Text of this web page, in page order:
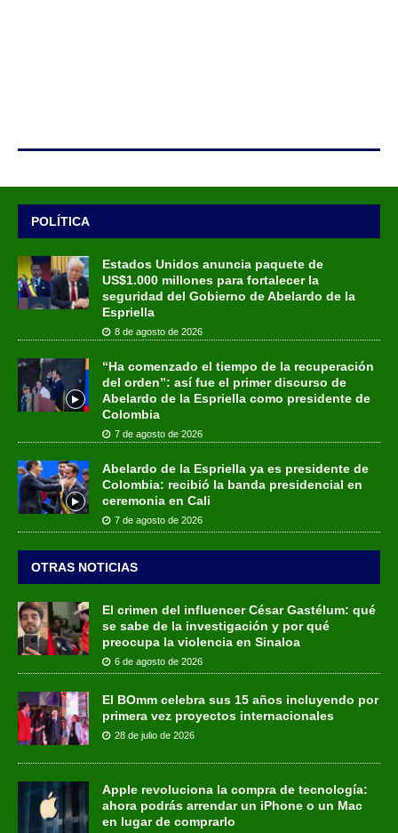
POLÍTICA
Estados Unidos anuncia paquete de
US$1.000 millones para fortalecer la
seguridad del Gobierno de Abelardo de la
Espriella
8 de agosto de 2026
“Ha comenzado el tiempo de la recuperación
del orden”: así fue el primer discurso de
Abelardo de la Espriella como presidente de
Colombia
7 de agosto de 2026
Abelardo de la Espriella ya es presidente de
Colombia: recibió la banda presidencial en
ceremonia en Cali
7 de agosto de 2026
OTRAS NOTICIAS
El crimen del influencer César Gastélum: qué
se sabe de la investigación y por qué
preocupa la violencia en Sinaloa
6 de agosto de 2026
El BOmm celebra sus 15 años incluyendo por
primera vez proyectos internacionales
28 de julio de 2026
Apple revoluciona la compra de tecnología:
ahora podrás arrendar un iPhone o un Mac
en lugar de comprarlo